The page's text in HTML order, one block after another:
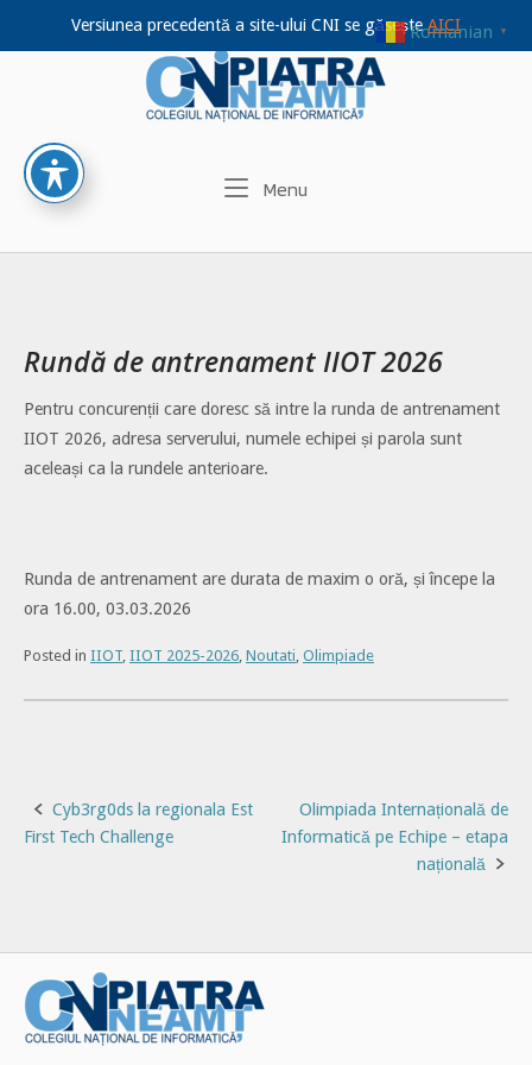
Versiunea precedentă a site-ului CNI se găseșteAICI
Home
Menu
Rundă de antrenament IIOT 2026
Pentru concurenții care doresc să intre la runda de antrenament
IIOT 2026, adresa serverului, numele echipei și parola sunt
aceleași ca la rundele anterioare.
Runda de antrenament are durata de maxim o oră, și începe la
ora 16.00, 03.03.2026
Posted in IIOT, IIOT 2025-2026, Noutati, Olimpiade
Post
Cyb3rg0ds la regionala Est
First Tech Challenge
Olimpiada Internațională de
Informatică pe Echipe – etapa
națională
Romanian ▼